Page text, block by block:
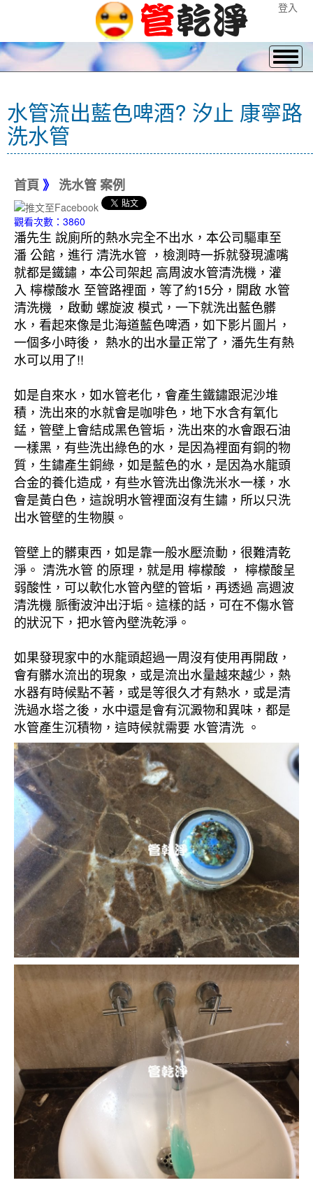
登入
水管流出藍色啤酒? 汐止 康寧路
洗水管
首頁 》 洗水管 案例
觀看次數：3860
潘先生 說廁所的熱水完全不出水，本公司驅車至
潘 公館，進行 清洗水管 ，檢測時一拆就發現濾嘴
就都是鐵鏽，本公司架起 高周波水管清洗機，灌
入 檸檬酸水 至管路裡面，等了約15分，開啟 水管
清洗機 ，啟動 螺旋波 模式，一下就洗出藍色髒
水，看起來像是北海道藍色啤酒，如下影片圖片，
一個多小時後， 熱水的出水量正常了，潘先生有熱
水可以用了!!
如是自來水，如水管老化，會產生鐵鏽跟泥沙堆
積，洗出來的水就會是咖啡色，地下水含有氧化
錳，管壁上會結成黑色管垢，洗出來的水會跟石油
一樣黑，有些洗出綠色的水，是因為裡面有銅的物
質，生鏽產生銅綠，如是藍色的水，是因為水龍頭
合金的養化造成，有些水管洗出像洗米水一樣，水
會是黃白色，這說明水管裡面沒有生鏽，所以只洗
出水管壁的生物膜。
管壁上的髒東西，如是靠一般水壓流動，很難清乾
淨。 清洗水管 的原理，就是用 檸檬酸 ， 檸檬酸呈
弱酸性，可以軟化水管內壁的管垢，再透過 高週波
清洗機 脈衝波沖出汙垢。這樣的話，可在不傷水管
的狀況下，把水管內壁洗乾淨。
如果發現家中的水龍頭超過一周沒有使用再開啟，
會有髒水流出的現象，或是流出水量越來越少，熱
水器有時候點不著，或是等很久才有熱水，或是清
洗過水塔之後，水中還是會有沉澱物和異味，都是
水管產生沉積物，這時候就需要 水管清洗 。